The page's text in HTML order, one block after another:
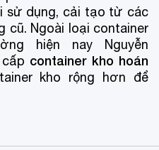
sử dụng, cải tạo từ các
cũ. Ngoài loại container
hiện nay Nguyễn
container kho hoán
kho rộng hơn để